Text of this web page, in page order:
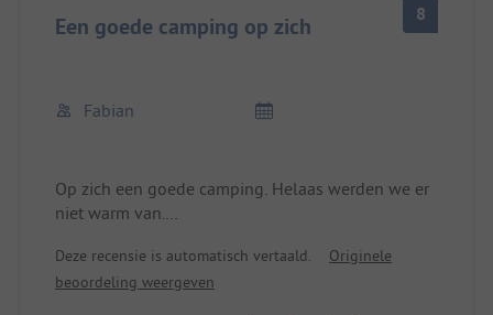
Een goede camping op zich 8
Fabian
Op zich een goede camping. Helaas werden we er
niet warm van.
- Sanitair is schoon
- De straat is niet te lawaaierig
Deze recensie is automatisch vertaald.
Originele
beoordeling weergeven